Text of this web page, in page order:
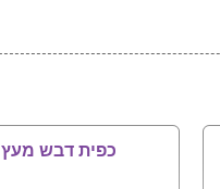
כפית דבש מעץ